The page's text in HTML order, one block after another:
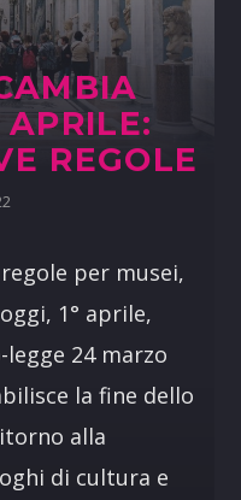
REGOLE
per musei,
1° aprile,
24 marzo
la fine dello
alla
di cultura e